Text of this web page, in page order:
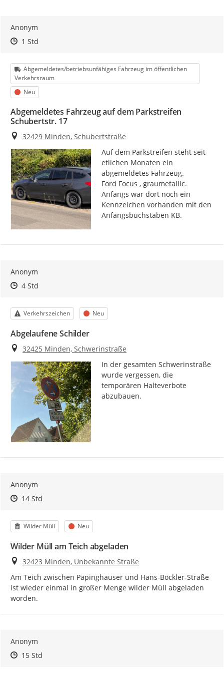
Anonym
Zeitpunkt des Erstellens
Zeitpunkt des Erstellens
1 StdZur Äußerung
Kategorie
Abgemeldetes/betriebsunfähiges Fahrzeug im öffentlichen
Verkehrsraum
Status
Neu
Abgemeldetes Fahrzeug auf dem Parkstreifen
Schubertstr. 17
Ort
32429 Minden, Schubertstraße
Auf dem Parkstreifen steht seit
etlichen Monaten ein
abgemeldetes Fahrzeug.
Ford Focus , graumetallic.
Anfangs war dort noch ein
Kennzeichen vorhanden mit den
Anfangsbuchstaben KB.
Anonym
Zeitpunkt des Erstellens
Zeitpunkt des Erstellens
4 StdZur Äußerung
Kategorie
Verkehrszeichen Status
Neu
Abgelaufene Schilder
Ort
32425 Minden, Schwerinstraße
In der gesamten Schwerinstraße
wurde vergessen, die
temporären Halteverbote
abzubauen.
Anonym
Zeitpunkt des Erstellens
Zeitpunkt des Erstellens
14 StdZur Äußerung
Kategorie
Wilder Müll Status
Neu
Wilder Müll am Teich abgeladen
Ort
32423 Minden, Unbekannte Straße
Am Teich zwischen Päpinghauser und Hans-Böckler-Straße
ist wieder einmal in großer Menge wilder Müll abgeladen
worden.
Anonym
Zeitpunkt des Erstellens
Zeitpunkt des Erstellens
15 StdZur Äußerung